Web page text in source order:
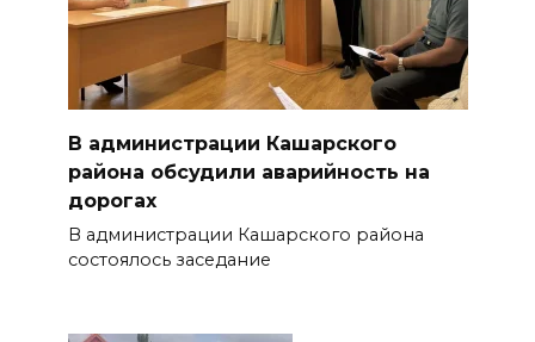
В администрации Кашарского
района обсудили аварийность на
дорогах
В администрации Кашарского района
состоялось заседание